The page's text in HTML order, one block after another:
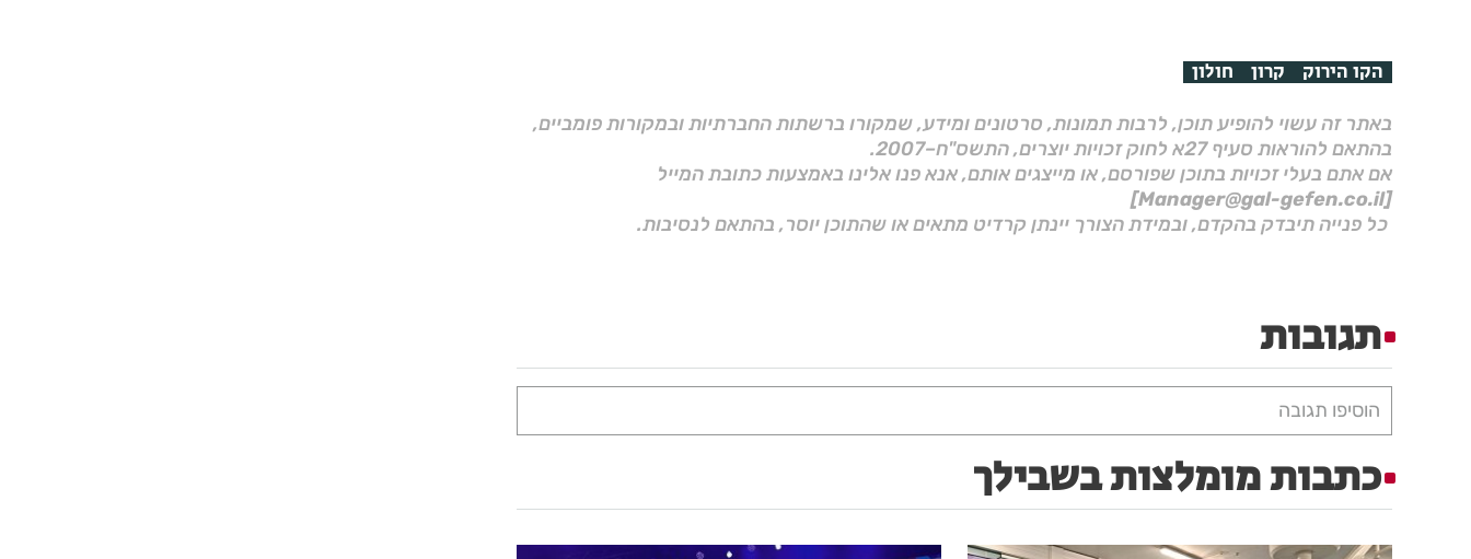
הקו הירוק קרון חולון
באתר זה עשוי להופיע תוכן, לרבות תמונות, סרטונים ומידע, שמקורו ברשתות החברתיות ובמקורות פומביים,
בהתאם להוראות סעיף 27א לחוק זכויות יוצרים, התשס"ח–2007.
אם אתם בעלי זכויות בתוכן שפורסם, או מייצגים אותם, אנא פנו אלינו באמצעות כתובת המייל
[Manager@gal-gefen.co.il]
כל פנייה תיבדק בהקדם, ובמידת הצורך יינתן קרדיט מתאים או שהתוכן יוסר, בהתאם לנסיבות.
תגובות
הוסיפו תגובה
כתבות מומלצות בשבילך